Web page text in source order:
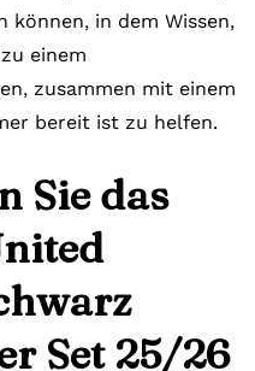
können, in dem Wissen,
einem
zusammen mit einem
bereit ist zu helfen.
Sie das
Set 25/26